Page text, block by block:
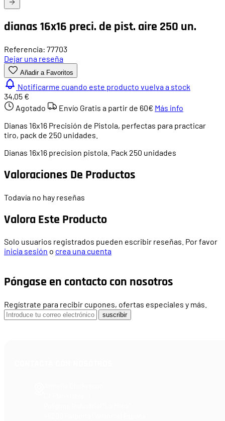
dianas 16x16 preci. de pist. aire 250 un.
Referencia: 77703
Dejar una reseña
Añadir a Favoritos
Notificarme cuando este producto vuelva a stock
34,05 €
Agotado
Envío Gratis a partir de 60€ Más info
Dianas 16x16 Precisión de Pistola, perfectas para practicar
tiro, pack de 250 unidades.
Dianas 16x16 precision pistola. Pack 250 unidades
Valoraciones De Productos
Todavía no hay reseñas
Valora Este Producto
Solo usuarios registrados pueden escribir reseñas. Por favor
inicia sesión o crea una cuenta
Póngase en contacto con nosotros
Regístrate para recibir cupones, ofertas especiales y más.
suscribir